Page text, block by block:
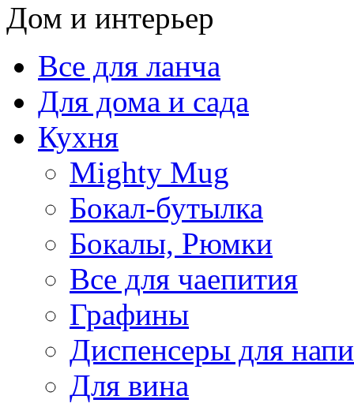
Дом и интерьер
Все для ланча
Для дома и сада
Кухня
Mighty Mug
Бокал-бутылка
Бокалы, Рюмки
Все для чаепития
Графины
Диспенсеры для
Для вина